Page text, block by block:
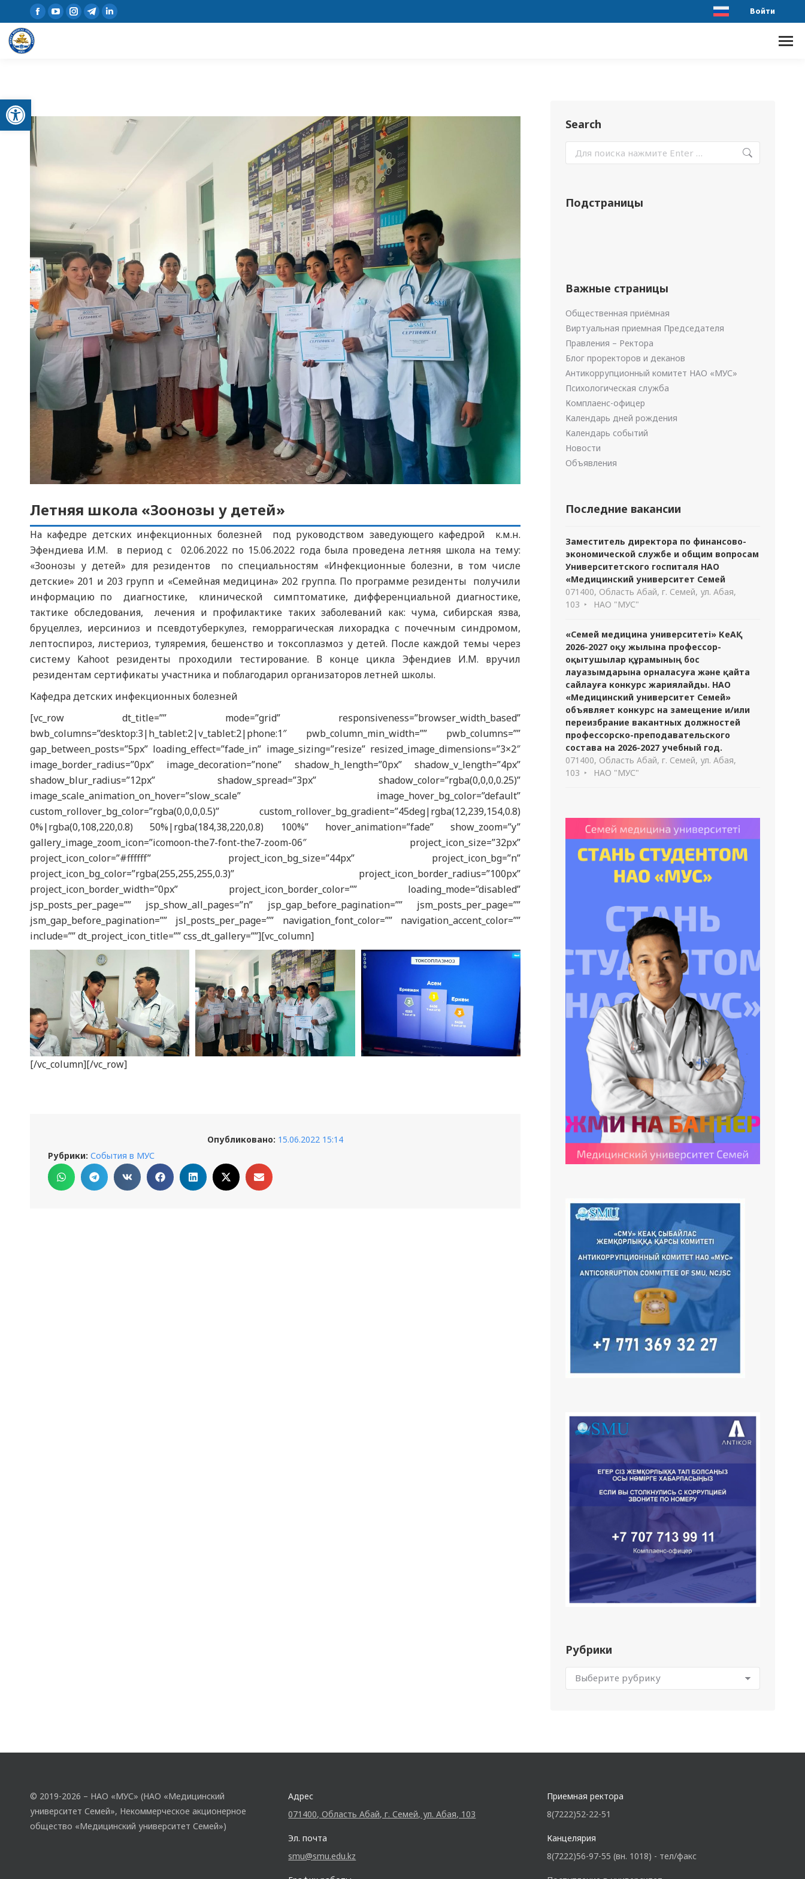
Открыть панель инструментов
Войти
Летняя школа «Зоонозы у детей»
На кафедре детских инфекционных болезней под руководством заведующего кафедрой к.м.н.
Эфендиева И.М. в период с 02.06.2022 по 15.06.2022 года была проведена летняя школа на тему:
«Зоонозы у детей» для резидентов по специальностям «Инфекционные болезни, в том числе
детские» 201 и 203 групп и «Семейная медицина» 202 группа. По программе резиденты получили
информацию по диагностике, клинической симптоматике, дифференциальной диагностике,
тактике обследования, лечения и профилактике таких заболеваний как: чума, сибирская язва,
бруцеллез, иерсиниоз и псевдотуберкулез, геморрагическая лихорадка с почечным синдромом,
лептоспироз, листериоз, туляремия, бешенство и токсоплазмоз у детей. После каждой темы через
систему Kahoot резиденты проходили тестирование. В конце цикла Эфендиев И.М. вручил
резидентам сертификаты участника и поблагодарил организаторов летней школы.
Кафедра детских инфекционных болезней
[vc_row dt_title=”” mode=”grid” responsiveness=”browser_width_based”
bwb_columns=”desktop:3|h_tablet:2|v_tablet:2|phone:1″ pwb_column_min_width=”” pwb_columns=””
gap_between_posts=”5px” loading_effect=”fade_in” image_sizing=”resize” resized_image_dimensions=”3×2″
image_border_radius=”0px” image_decoration=”none” shadow_h_length=”0px” shadow_v_length=”4px”
shadow_blur_radius=”12px” shadow_spread=”3px” shadow_color=”rgba(0,0,0,0.25)”
image_scale_animation_on_hover=”slow_scale” image_hover_bg_color=”default”
custom_rollover_bg_color=”rgba(0,0,0,0.5)” custom_rollover_bg_gradient=”45deg|rgba(12,239,154,0.8)
0%|rgba(0,108,220,0.8) 50%|rgba(184,38,220,0.8) 100%” hover_animation=”fade” show_zoom=”y”
gallery_image_zoom_icon=”icomoon-the7-font-the7-zoom-06″ project_icon_size=”32px”
project_icon_color=”#ffffff” project_icon_bg_size=”44px” project_icon_bg=”n”
project_icon_bg_color=”rgba(255,255,255,0.3)” project_icon_border_radius=”100px”
project_icon_border_width=”0px” project_icon_border_color=”” loading_mode=”disabled”
jsp_posts_per_page=”” jsp_show_all_pages=”n” jsp_gap_before_pagination=”” jsm_posts_per_page=””
jsm_gap_before_pagination=”” jsl_posts_per_page=”” navigation_font_color=”” navigation_accent_color=””
include=”” dt_project_icon_title=”” css_dt_gallery=””][vc_column]
[/vc_column][/vc_row]
Опубликовано: 15.06.2022 15:14
Рубрики: События в МУС
Search
Подстраницы
Важные страницы
Общественная приёмная
Виртуальная приемная Председателя
Правления – Ректора
Блог проректоров и деканов
Антикоррупционный комитет НАО «МУС»
Психологическая служба
Комплаенс-офицер
Календарь дней рождения
Календарь событий
Новости
Объявления
Последние вакансии
Заместитель директора по финансово-
экономической службе и общим вопросам
Университетского госпиталя НАО
«Медицинский университет Семей
071400, Область Абай, г. Семей, ул. Абая,
103
НАО "МУС"
«Семей медицина университеті» КеАҚ
2026-2027 оқу жылына профессор-
оқытушылар құрамының бос
лауазымдарына орналасуға және қайта
сайлауға конкурс жариялайды. НАО
«Медицинский университет Семей»
объявляет конкурс на замещение и/или
переизбрание вакантных должностей
профессорско-преподавательского
состава на 2026-2027 учебный год.
071400, Область Абай, г. Семей, ул. Абая,
103
НАО "МУС"
Рубрики
© 2019-2026 – НАО «МУС» (НАО «Медицинский
университет Семей», Некоммерческое акционерное
общество «Медицинский университет Семей»)
Адрес
071400, Область Абай, г. Семей, ул. Абая, 103
Эл. почта
smu@smu.edu.kz
Приемная ректора
8(7222)52-22-51
Канцелярия
8(7222)56-97-55 (вн. 1018) - тел/факс